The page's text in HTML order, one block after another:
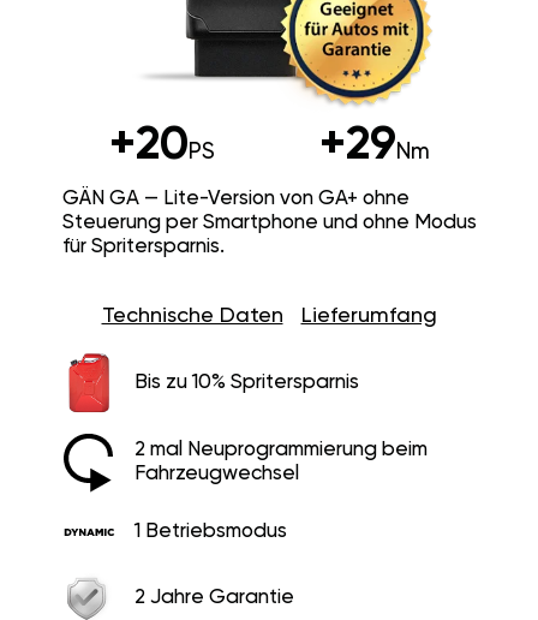
+20PS +29Nm
GÄN GA — Lite-Version von GA+ ohne
Steuerung per Smartphone und ohne Modus
für Spritersparnis.
Technische Daten Lieferumfang
Bis zu 10% Spritersparnis
2 mal Neuprogrammierung beim
Fahrzeugwechsel
1 Betriebsmodus
2 Jahre Garantie